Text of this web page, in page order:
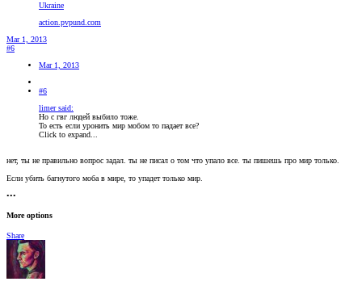
Ukraine
action.pvpund.com
Mar 1, 2013
#6
Mar 1, 2013
#6
limer said:
Но с гвг людей выбило тоже.
То есть если уронить мир мобом то падает все?
Click to expand...
нет, ты не правильно вопрос задал. ты не писал о том что упало все. ты пишешь про мир только.
Если убить багнутого моба в мире, то упадет только мир.
•••
More options
Share